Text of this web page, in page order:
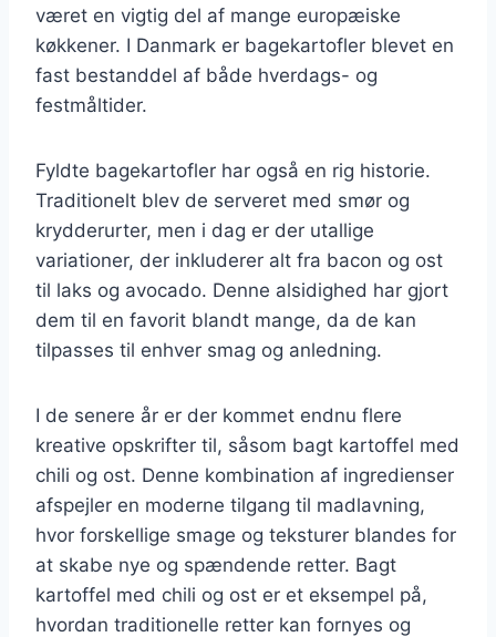
været en vigtig del af mange europæiske
køkkener. I Danmark er bagekartofler blevet en
fast bestanddel af både hverdags- og
festmåltider.
Fyldte bagekartofler har også en rig historie.
Traditionelt blev de serveret med smør og
krydderurter, men i dag er der utallige
variationer, der inkluderer alt fra bacon og ost
til laks og avocado. Denne alsidighed har gjort
dem til en favorit blandt mange, da de kan
tilpasses til enhver smag og anledning.
I de senere år er der kommet endnu flere
kreative opskrifter til, såsom bagt kartoffel med
chili og ost. Denne kombination af ingredienser
afspejler en moderne tilgang til madlavning,
hvor forskellige smage og teksturer blandes for
at skabe nye og spændende retter. Bagt
kartoffel med chili og ost er et eksempel på,
hvordan traditionelle retter kan fornyes og